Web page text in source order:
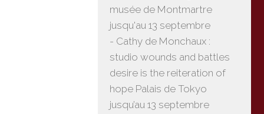
musée de Montmartre
jusqu'au 13 septembre
- Cathy de Monchaux :
studio wounds and battles
desire is the reiteration of
hope Palais de Tokyo
jusqu’au 13 septembre